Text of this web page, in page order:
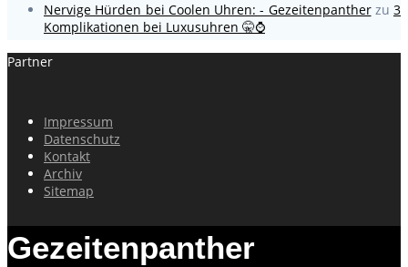
Nervige Hürden bei Coolen Uhren: - Gezeitenpantherzu 3
Komplikationen bei Luxusuhren 🤫⌚
Partner
Impressum
Datenschutz
Kontakt
Archiv
Sitemap
Gezeitenpanther